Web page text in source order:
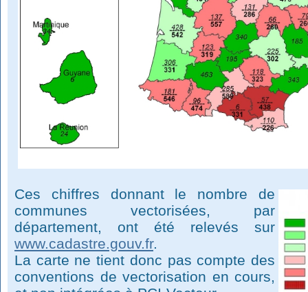
Ces chiffres donnant le nombre de
communes vectorisées, par
département, ont été relevés sur
www.cadastre.gouv.fr.
La carte ne tient donc pas compte des
conventions de vectorisation en cours,